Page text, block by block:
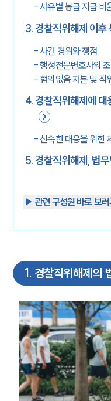
-사유별 봉급 지급 비
3. 경찰직위해제 이후
-사건 경위와 쟁점
-행정전문변호사의
- 혐의없음 처분 및 직
4. 경찰직위해제에 대
-신속한 대응을 위한
5. 경찰직위해제, 법
▶︎ 관련 구성원 바로 보러
1. 경찰직위해제의